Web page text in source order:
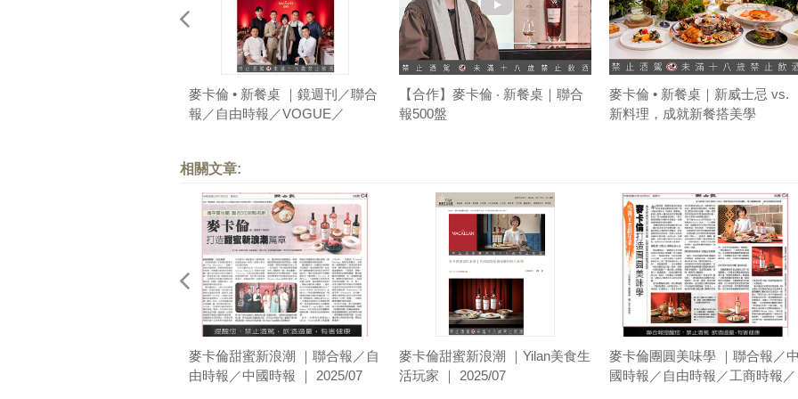
麥卡倫 • 新餐桌 ｜鏡週刊／聯合
報／自由時報／VOGUE／
【合作】麥卡倫 ‧ 新餐桌｜聯合
報500盤
麥卡倫 • 新餐桌｜新威士忌 vs.
新料理，成就新餐搭美學
相關文章:
麥卡倫甜蜜新浪潮 ｜聯合報／自
由時報／中國時報 ｜ 2025/07
麥卡倫甜蜜新浪潮 ｜Yilan美食生
活玩家 ｜ 2025/07
麥卡倫團圓美味學 ｜聯合報／中
國時報／自由時報／工商時報／